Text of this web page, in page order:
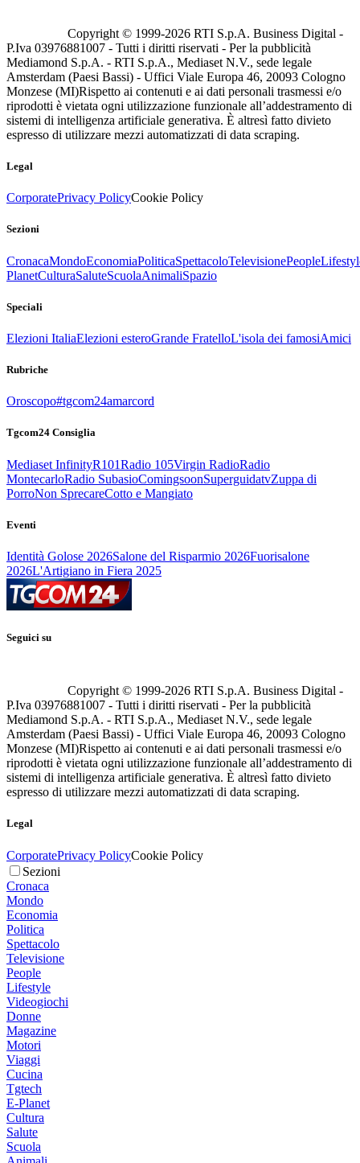
Copyright © 1999-2026 RTI S.p.A. Business Digital -
P.Iva 03976881007 - Tutti i diritti riservati - Per la pubblicità
Mediamond S.p.A. - RTI S.p.A., Mediaset N.V., sede legale
Amsterdam (Paesi Bassi) - Uffici Viale Europa 46, 20093 Cologno
Monzese (MI)Rispetto ai contenuti e ai dati personali trasmessi e/o
riprodotti è vietata ogni utilizzazione funzionale all’addestramento di
sistemi di intelligenza artificiale generativa. È altresì fatto divieto
espresso di utilizzare mezzi automatizzati di data scraping.
Legal
CorporatePrivacy PolicyCookie Policy
Sezioni
CronacaMondoEconomiaPoliticaSpettacoloTelevisionePeople
PlanetCulturaSaluteScuolaAnimaliSpazio
Speciali
Elezioni ItaliaElezioni esteroGrande FratelloL'isola dei famosiAmici
Rubriche
Oroscopo#tgcom24amarcord
Tgcom24 Consiglia
Mediaset InfinityR101Radio 105Virgin RadioRadio
MontecarloRadio SubasioComingsoonSuperguidatvZuppa di
PorroNon SprecareCotto e Mangiato
Eventi
Identità Golose 2026Salone del Risparmio 2026Fuorisalone
2026L'Artigiano in Fiera 2025
Seguici su
Copyright © 1999-2026 RTI S.p.A. Business Digital -
P.Iva 03976881007 - Tutti i diritti riservati - Per la pubblicità
Mediamond S.p.A. - RTI S.p.A., Mediaset N.V., sede legale
Amsterdam (Paesi Bassi) - Uffici Viale Europa 46, 20093 Cologno
Monzese (MI)Rispetto ai contenuti e ai dati personali trasmessi e/o
riprodotti è vietata ogni utilizzazione funzionale all’addestramento di
sistemi di intelligenza artificiale generativa. È altresì fatto divieto
espresso di utilizzare mezzi automatizzati di data scraping.
Legal
CorporatePrivacy PolicyCookie Policy
Sezioni
Cronaca
Mondo
Economia
Politica
Spettacolo
Televisione
People
Lifestyle
Videogiochi
Donne
Magazine
Motori
Viaggi
Cucina
Tgtech
E-Planet
Cultura
Salute
Scuola